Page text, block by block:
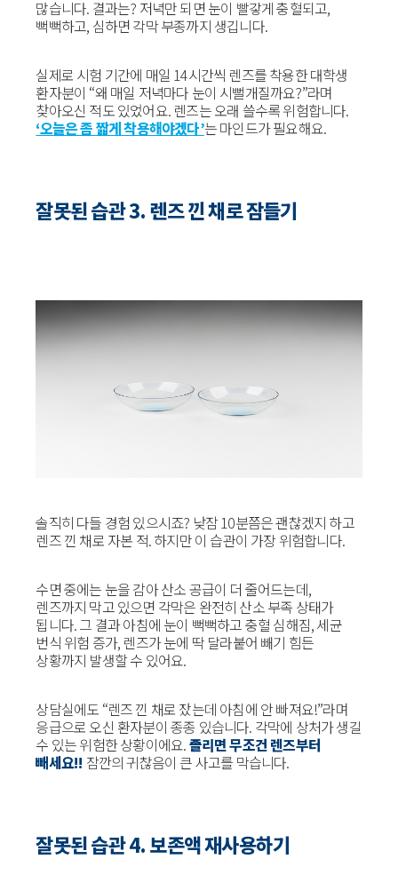
많습니다. 결과는? 저녁만 되면 눈이 빨갛게 충혈되고,
뻑뻑하고, 심하면 각막 부종까지 생깁니다.
실제로 시험 기간에 매일 14시간씩 렌즈를 착용한 대학생
환자분이 “왜 매일 저녁마다 눈이 시뻘개질까요?”라며
찾아오신 적도 있었어요. 렌즈는 오래 쓸수록 위험합니다.
‘오늘은 좀 짧게 착용해야겠다’는 마인드가 필요해요.
잘못된 습관 3. 렌즈 낀 채로 잠들기
솔직히 다들 경험 있으시죠? 낮잠 10분쯤은 괜찮겠지 하고
렌즈 낀 채로 자본 적. 하지만 이 습관이 가장 위험합니다.
수면 중에는 눈을 감아 산소 공급이 더 줄어드는데,
렌즈까지 막고 있으면 각막은 완전히 산소 부족 상태가
됩니다. 그 결과 아침에 눈이 뻑뻑하고 충혈 심해짐, 세균
번식 위험 증가, 렌즈가 눈에 딱 달라붙어 빼기 힘든
상황까지 발생할 수 있어요.
상담실에도 “렌즈 낀 채로 잤는데 아침에 안 빠져요!”라며
응급으로 오신 환자분이 종종 있습니다. 각막에 상처가 생길
수 있는 위험한 상황이에요.졸리면 무조건 렌즈부터
빼세요!! 잠깐의 귀찮음이 큰 사고를 막습니다.
잘못된 습관 4. 보존액 재사용하기